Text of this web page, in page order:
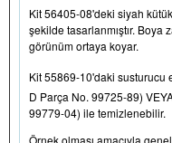
Kit 56405-08'deki siyah
şekilde tasarlanmıştır. Boya
görünüm ortaya koyar.
Kit 55869-10'daki susturucu
D Parça No. 99725-89)
99779-04) ile temizlenebilir.